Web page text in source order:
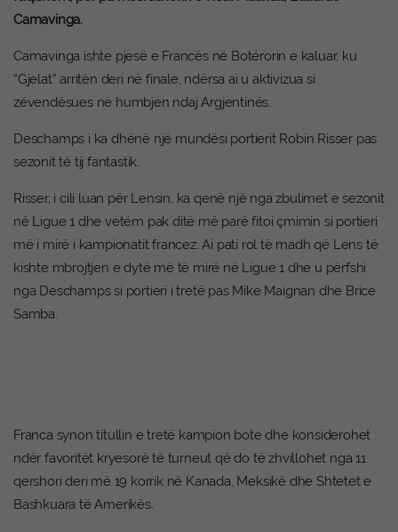
Camavinga.
Camavinga ishte pjesë e Francës në Botërorin e kaluar, ku
“Gjelat” arritën deri në finale, ndërsa ai u aktivizua si
zëvendësues në humbjen ndaj Argjentinës.
Deschamps i ka dhënë një mundësi portierit Robin Risser pas
sezonit të tij fantastik.
Risser, i cili luan për Lensin, ka qenë një nga zbulimet e sezonit
në Ligue 1 dhe vetëm pak ditë më parë fitoi çmimin si portieri
më i mirë i kampionatit francez. Ai pati rol të madh që Lens të
kishte mbrojtjen e dytë më të mirë në Ligue 1 dhe u përfshi
nga Deschamps si portieri i tretë pas Mike Maignan dhe Brice
Samba.
Franca synon titullin e tretë kampion bote dhe konsiderohet
ndër favoritët kryesorë të turneut që do të zhvillohet nga 11
qershori deri më 19 korrik në Kanada, Meksikë dhe Shtetet e
Bashkuara të Amerikës.